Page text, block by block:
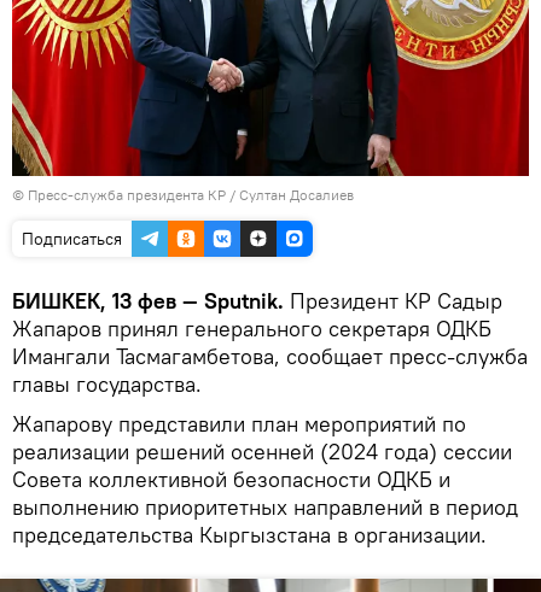
© Пресс-служба президента КР / Султан Досалиев
Подписаться
БИШКЕК, 13 фев — Sputnik. Президент КР Садыр
Жапаров принял генерального секретаря ОДКБ
Имангали Тасмагамбетова, сообщает пресс-служба
главы государства.
Жапарову представили план мероприятий по
реализации решений осенней (2024 года) сессии
Совета коллективной безопасности ОДКБ и
выполнению приоритетных направлений в период
председательства Кыргызстана в организации.